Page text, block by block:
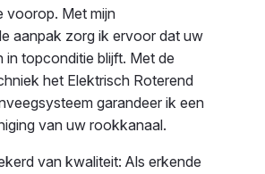
voorop. Met mijn
aanpak zorg ik ervoor dat uw
in topconditie blijft. Met de
het Elektrisch Roterend
garandeer ik een
van uw rookkanaal.
van kwaliteit: Als erkende